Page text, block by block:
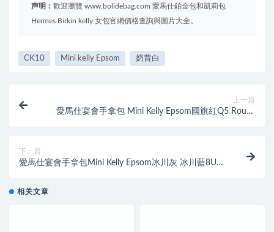
声明： 歡迎瀏覽 www.bolidebag.com 愛馬仕鉑金包和凱莉包
Hermes Birkin kelly 女包官網價格查詢與圖片大全。
CK10 Mini kelly Epsom 奶昔白
上一篇
愛馬仕宴會手拿包 Mini Kelly Epsom國旗紅Q5 Rouge
下一篇
愛馬仕宴會手拿包Mini Kelly Epsom冰川灰 冰川藍8U
相关文章